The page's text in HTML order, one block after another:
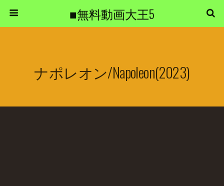
■無料動画大王5
ナポレオン/Napoleon(2023)